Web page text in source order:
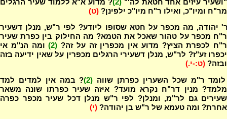
"ושעיר עיזים אחד חטאת לה'" (2)
? מדוע א"א ללמוד שעיר הרגלים
מר"ח ומיו"כ, ואילו ר"ח מיו"כ ילפינן? (ט)
יהודה, מה מכפר על חטא שסופו ליודע? לפי ר"ש, מנלן דשעיר
ר"ח מכפר על טהור שאכל את הטמא? מה החילוק בין כפרת שעיר
ר"ח לכפרת הציץ? מדוע אין מכפרין זה על זה? (2)
ומה הנ"מ אי
יכפרו זע"ז? לר"ש, מנלן דשעירי הרגלים מכפרין על שאין ידיעה בזה
ובזה? (ט:-י.)
לומד ר"מ שכל השערין כפרתן שווה (2)
? במה אין למדים למד
מלמד? מנין דר"ח נקרא מועד? איזה שעיר כפרתו שונה משאר
שעירים גם לר"מ, ומנלן? לפי ר"ש מנלן דכל שעיר מכפר כפרה
אחרת? ומה טעמא של ר"ש בן יהודה? (י)